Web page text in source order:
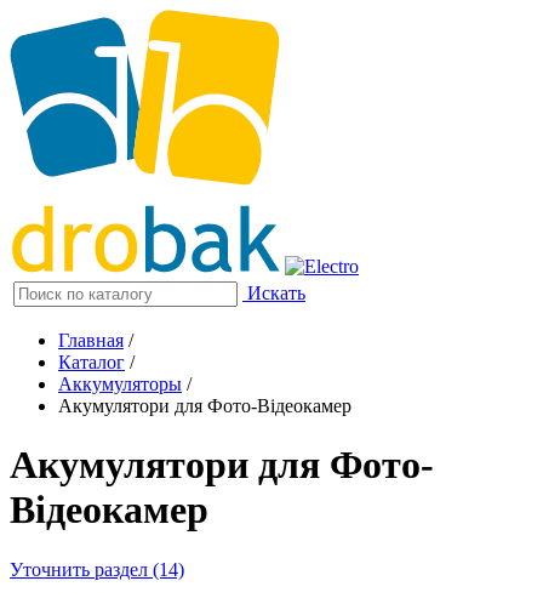
Искать
Главная /
Каталог /
Аккумуляторы /
Акумулятори для Фото-Відеокамер
Акумулятори для Фото-
Відеокамер
Уточнить раздел (14)